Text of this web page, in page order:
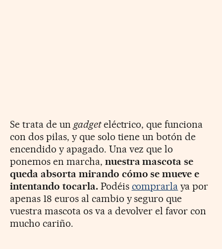
Se trata de un gadgeteléctrico, que funciona
con dos pilas, y que solo tiene un botón de
encendido y apagado. Una vez que lo
ponemos en marcha, nuestra mascota se
queda absorta mirando cómo se mueve e
intentando tocarla.Podéis comprarla ya por
apenas 18 euros al cambio y seguro que
vuestra mascota os va a devolver el favor con
mucho cariño.